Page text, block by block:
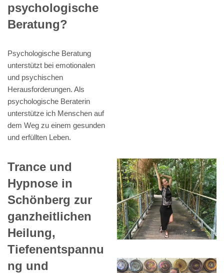
psychologische
Beratung?
Psychologische Beratung
unterstützt bei emotionalen
und psychischen
Herausforderungen. Als
psychologische Beraterin
unterstütze ich Menschen auf
dem Weg zu einem gesunden
und erfüllten Leben.
Trance und
Hypnose in
Schönberg zur
ganzheitlichen
Heilung,
Tiefenentspannu
ng und